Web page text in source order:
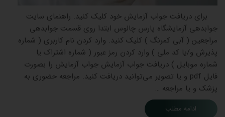
برای دریافت جواب آزمایش خود کلیک کنید. راهنمای سایت
جوابدهی آزمایشگاه پارس چالوس ابتدا روی قسمت جوابدهی
مراجعین ( آبی کمرنگ ) کلیک کنید. وارد کردن نام کاربری ( شماره
پذیرش و/یا کد ملی ) وارد کردن رمز عبور ( شماره اشتراک یا
شماره موبایل ) دریافت جواب آزمایش جواب آزمایش را بصورت
فایل pdf و یا تصویر می‌توانید دریافت کنید. مراجعه حضوری به
پزشک و یا مراجعه …
ادامه مطلب